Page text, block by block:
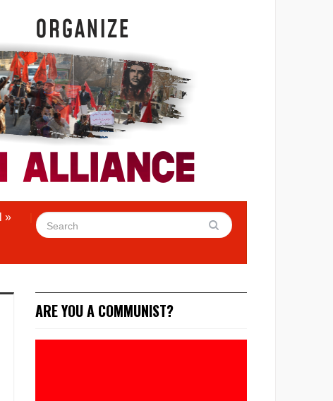
»
ARE YOU A COMMUNIST?